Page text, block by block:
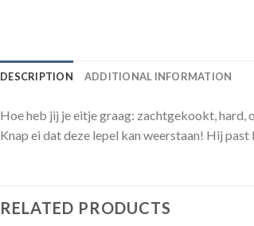
DESCRIPTION ADDITIONAL INFORMATION
Hoe heb jij je eitje graag: zachtgekookt, hard,
Knap ei dat deze lepel kan weerstaan! Hij
RELATED PRODUCTS